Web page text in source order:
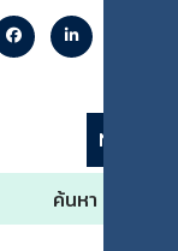
Next
ค้นหา